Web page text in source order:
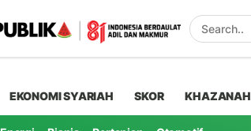
EKONOMI SYARIAH SKOR KHAZANAH